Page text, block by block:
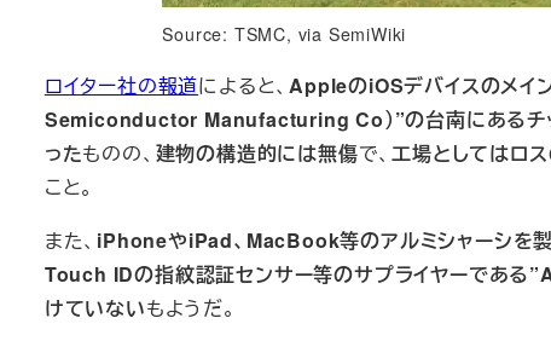
Source: TSMC, via SemiWiki
ロイター社の報道によると、AppleのiOSデバイスのメイ
Semiconductor Manufacturing Co）”の台南にあるチ
ったものの、 建物の構造的には無傷で、工場としてはロ
こと。
また、 iPhoneやiPad、MacBook等のアルミシャーシを
Touch IDの指紋認証センサー等のサプライヤーであ
けていないもようだ。